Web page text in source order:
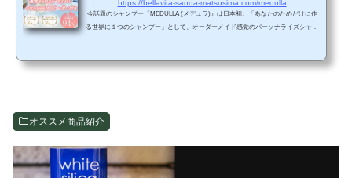
https://bellavita-sanda-matsusima.com/medulla
今話題のシャンプー『MEDULLA (メデュラ)』は日本初、「あなたのためだけに作
る世界に１つのシャンプー」として、オーダーメイド感覚のパーソナライズシャン
そできる限定特別企画をご紹介致します。 初回限定でメデュラクーポンコード【be
オススメ商品紹介